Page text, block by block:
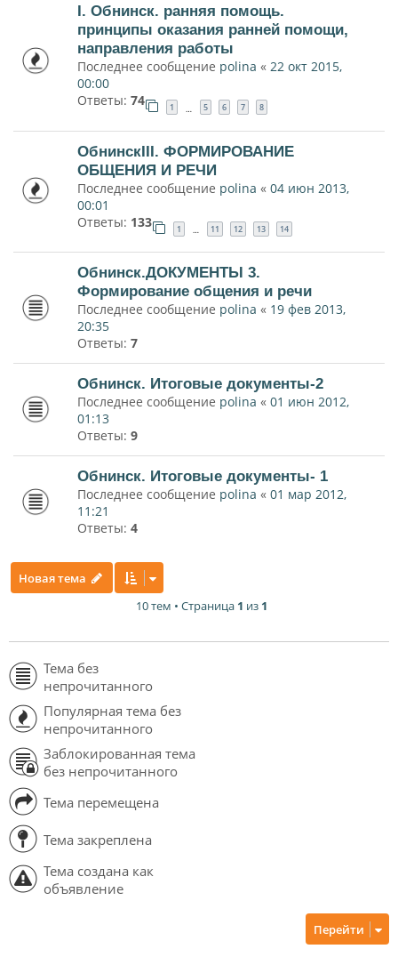
I. Обнинск. ранняя помощь.
принципы оказания ранней помощи,
направления работы
Последнее сообщение polina « 22 окт 2015,
00:00
Ответы: 74 1 5 6 7 8
ОбнинскIII. ФОРМИРОВАНИЕ
ОБЩЕНИЯ И РЕЧИ
Последнее сообщение polina « 04 июн 2013,
00:01
Ответы: 133 1 … 11 12 13 14
Обнинск.ДОКУМЕНТЫ 3.
Формирование общения и речи
Последнее сообщение polina « 19 фев 2013,
20:35
Ответы: 7
Обнинск. Итоговые документы-2
Последнее сообщение polina « 01 июн 2012,
01:13
Ответы: 9
Обнинск. Итоговые документы- 1
Последнее сообщение polina « 01 мар 2012,
11:21
Ответы: 4
Новая тема
10 тем • Страница 1 из 1
Тема без
непрочитанного
Популярная тема без
непрочитанного
Заблокированная тема
без непрочитанного
Тема перемещена
Тема закреплена
Тема создана как
объявление
Перейти